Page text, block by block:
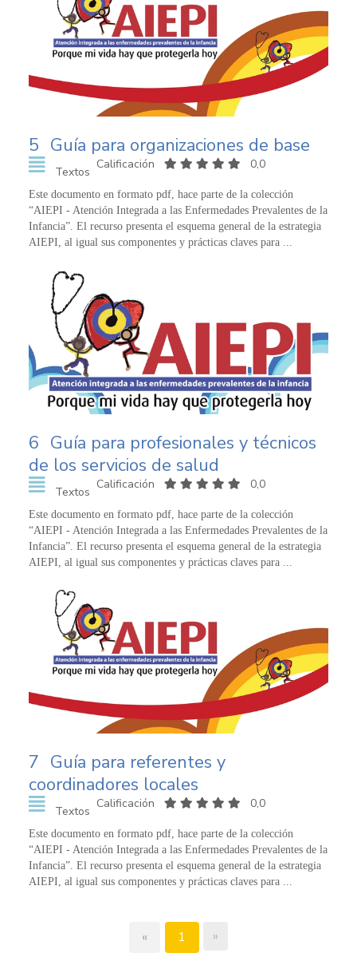
5 Guía para organizaciones de base
Textos
Calificación 0,0
Este documento en formato pdf, hace parte de la colección
“AIEPI - Atención Integrada a las Enfermedades Prevalentes de la
Infancia”. El recurso presenta el esquema general de la estrategia
AIEPI, al igual sus componentes y prácticas claves para ...
6 Guía para profesionales y técnicos
de los servicios de salud
Textos
Calificación 0,0
Este documento en formato pdf, hace parte de la colección
“AIEPI - Atención Integrada a las Enfermedades Prevalentes de la
Infancia”. El recurso presenta el esquema general de la estrategia
AIEPI, al igual sus componentes y prácticas claves para ...
7 Guía para referentes y
coordinadores locales
Textos
Calificación 0,0
Este documento en formato pdf, hace parte de la colección
“AIEPI - Atención Integrada a las Enfermedades Prevalentes de la
Infancia”. El recurso presenta el esquema general de la estrategia
AIEPI, al igual sus componentes y prácticas claves para ...
« 1 »